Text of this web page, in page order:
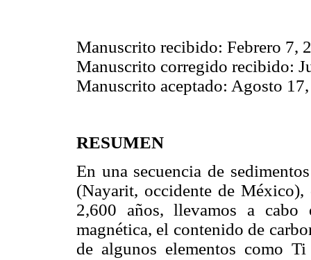
Manuscrito recibido: Febrero 7,
Manuscrito corregido recibido:
Manuscrito aceptado: Agosto
RESUMEN
En una secuencia de
(Nayarit, occidente de México),
2,600 años, llevamos a
magnética, el contenido de
de algunos elementos como